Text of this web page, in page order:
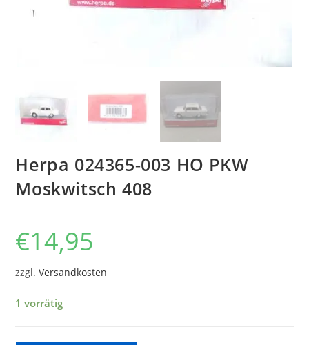
Herpa 024365-003 HO PKW
Moskwitsch 408
€14,95
zzgl.Versandkosten
1 vorrätig